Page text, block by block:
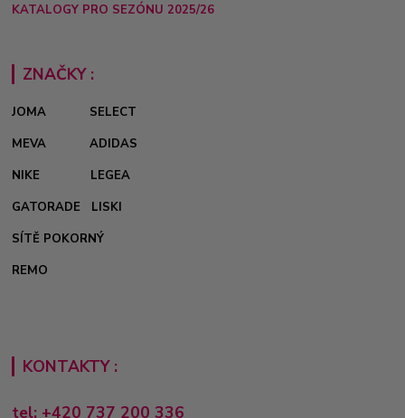
KATALOGY PRO SEZÓNU 2025/26
ZNAČKY :
JOMA
SELECT
MEVA
ADIDAS
NIKE
LEGEA
GATORADE
LISKI
SÍTĚ POKORNÝ
REMO
KONTAKTY :
tel: +420 737 200 336